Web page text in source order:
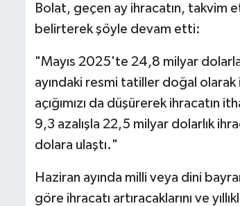
Bolat, geçen ay ihracatın, takvim
belirterek şöyle devam etti:
"Mayıs 2025'te 24,8 milyar dolarla
ayındaki resmi tatiller doğal
açığımızı da düşürerek ihracatın
9,3 azalışla 22,5 milyar dolarlık
dolara ulaştı."
Haziran ayında milli veya dini
göre ihracatı artıracaklarını ve